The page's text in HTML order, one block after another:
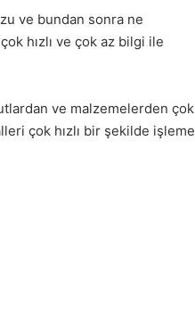
ve bundan sonra ne
hızlı ve çok az bilgi ile
ve malzemelerden çok
çok hızlı bir şekilde işleme